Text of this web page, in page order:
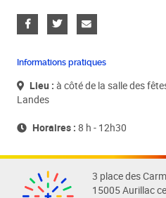
Informations pratiques
Lieu : à côté de la salle des
Landes
Horaires : 8 h - 12h30
3 place des
15005 Aurillac